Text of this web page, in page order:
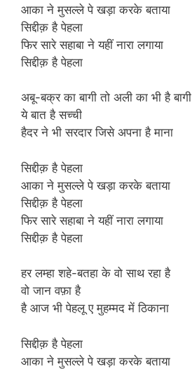
आका ने मुसल्ले पे खड़ा करके बताया
सिद्दीक़ है पेहला
फिर सारे सहाबा ने यहीं नारा लगाया
सिद्दीक़ है पेहला
अबू-बक्र का बागी तो अली का भी है बागी
ये बात है सच्ची
हैदर ने भी सरदार जिसे अपना है माना
सिद्दीक़ है पेहला
आका ने मुसल्ले पे खड़ा करके बताया
सिद्दीक़ है पेहला
फिर सारे सहाबा ने यहीं नारा लगाया
सिद्दीक़ है पेहला
हर लम्हा शहे-बतहा के वो साथ रहा है
वो जान वफ़ा है
है आज भी पेहलू ए मुहम्मद में ठिकाना
सिद्दीक़ है पेहला
आका ने मुसल्ले पे खड़ा करके बताया